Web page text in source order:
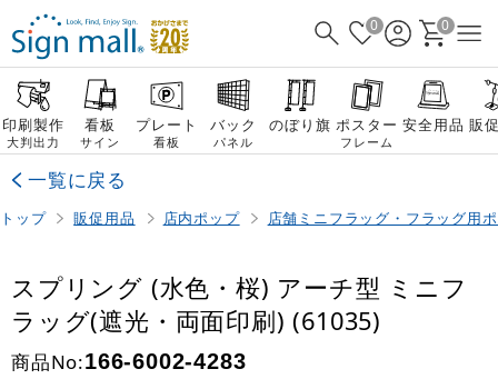
0 0
印刷製作
大判出力
看板
サイン
プレート
看板
バック
パネル
のぼり旗 ポスター
フレーム
安全用品 販
一覧に戻る
トップ 販促用品 店内ポップ 店舗ミニフラッグ・フラッグ用
スプリング (水色・桜) アーチ型 ミニフ
ラッグ(遮光・両面印刷) (61035)
商品No:166-6002-4283